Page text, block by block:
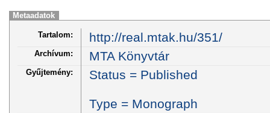
Metaadatok
Tartalom: http://real.mtak.hu/351/
Archívum: MTA Könyvtár
Gyűjtemény: Status = Published
Type = Monograph